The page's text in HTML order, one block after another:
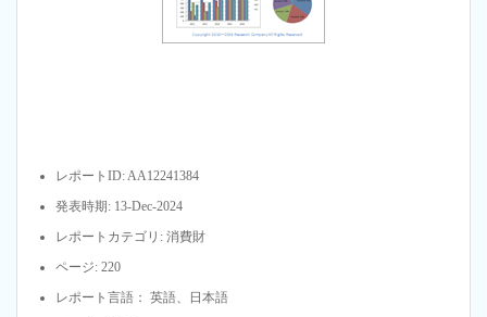
レポートID: AA12241384
発表時期: 13-Dec-2024
レポートカテゴリ: 消費財
ページ: 220
レポート言語： 英語、日本語